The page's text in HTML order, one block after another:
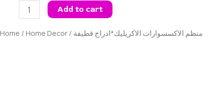
Add to cart
Home / Home Decor / منظم الاكسسوارات الاكريليك*ادراج قطيفة